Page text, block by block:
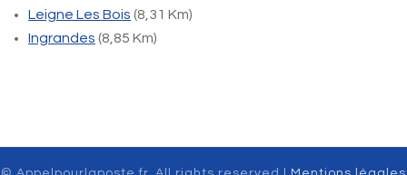
Leigne Les Bois (8,31 Km)
Ingrandes (8,85 Km)